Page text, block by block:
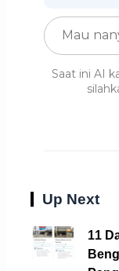
Saat ini AI
Up Next
11